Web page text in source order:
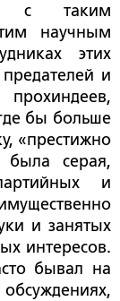
с таким
научным
этих
и
бы больше
«престижно
была серая,
и
и занятых
интересов.
бывал на